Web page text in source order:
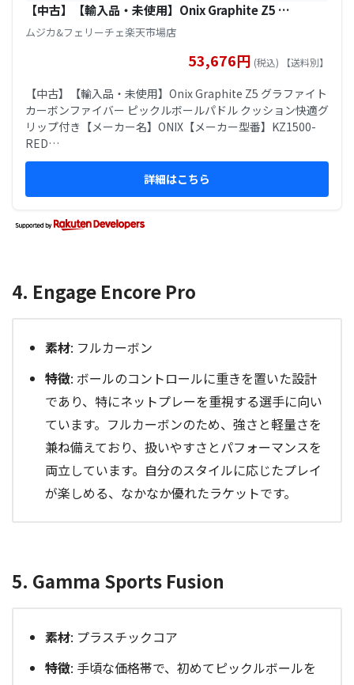
【中古】【輸入品・未使用】Onix Graphite Z5 …
ムジカ&フェリーチェ楽天市場店
53,676円 (税込) 【送料別】
【中古】【輸入品・未使用】Onix Graphite Z5 グラファイト
カーボンファイバー ピックルボールパドル クッション快適グ
リップ付き【メーカー名】ONIX【メーカー型番】KZ1500-
RED…
詳細はこちら
4. Engage Encore Pro
素材: フルカーボン
特徴: ボールのコントロールに重きを置いた設計
であり、特にネットプレーを重視する選手に向い
ています。フルカーボンのため、強さと軽量さを
兼ね備えており、扱いやすさとパフォーマンスを
両立しています。自分のスタイルに応じたプレイ
が楽しめる、なかなか優れたラケットです。
5. Gamma Sports Fusion
素材: プラスチックコア
特徴: 手頃な価格帯で、初めてピックルボールを